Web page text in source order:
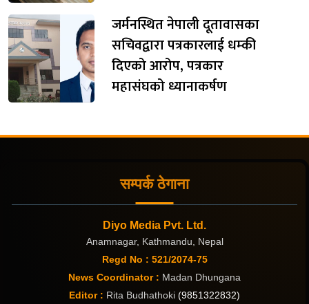
जर्मनस्थित नेपाली दूतावासका
सचिवद्वारा पत्रकारलाई धम्की
दिएको आरोप, पत्रकार
महासंघको ध्यानाकर्षण
सम्पर्क ठेगाना
Diyo Media Pvt. Ltd.
Anamnagar, Kathmandu, Nepal
Regd No : 521/2074-75
News Coordinator : Madan Dhungana
Editor : Rita Budhathoki (9851322832)